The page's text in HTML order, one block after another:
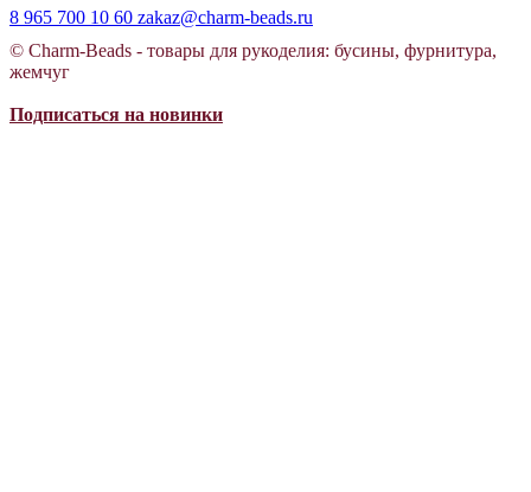
8 965 700 10 60 zakaz@charm-beads.ru
© Charm-Beads - товары для рукоделия: бусины, фурнитура,
жемчуг
Подписаться на новинки